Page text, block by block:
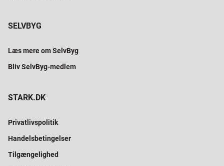
SELVBYG
Læs mere om SelvByg
Bliv SelvByg-medlem
STARK.DK
Privatlivspolitik
Handelsbetingelser
Tilgængelighed